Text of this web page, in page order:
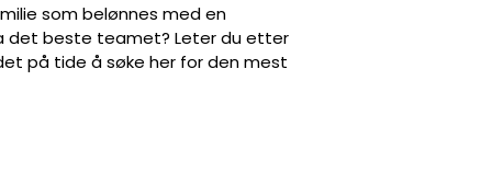
som belønnes med en
beste teamet? Leter du etter
på tide å søke her for den mest